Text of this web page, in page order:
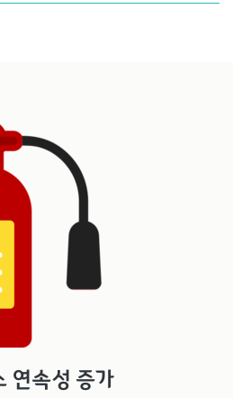
연속성 증가